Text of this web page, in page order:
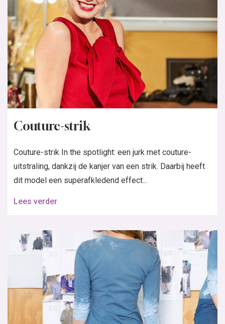
Couture-strik
Couture-strik In the spotlight: een jurk met couture-
uitstraling, dankzij de kanjer van een strik. Daarbij heeft
dit model een superafkledend effect...
Lees verder